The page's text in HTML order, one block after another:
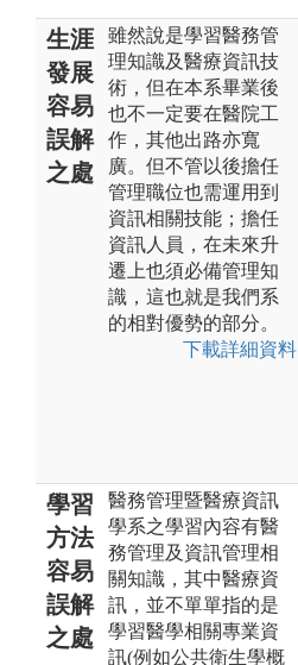
生涯
發展
容易
誤解
之處
雖然說是學習醫務管
理知識及醫療資訊技
術，但在本系畢業後
也不一定要在醫院工
作，其他出路亦寬
廣。但不管以後擔任
管理職位也需運用到
資訊相關技能；擔任
資訊人員，在未來升
遷上也須必備管理知
識，這也就是我們系
的相對優勢的部分。
下載詳細資料
學習
方法
容易
誤解
之處
醫務管理暨醫療資訊
學系之學習內容有醫
務管理及資訊管理相
關知識，其中醫療資
訊，並不單單指的是
學習醫學相關專業資
訊(例如公共衛生學概